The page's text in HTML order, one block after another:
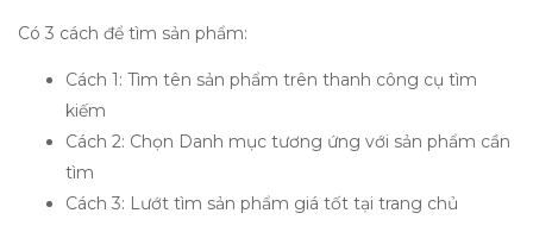
Có 3 cách để tìm sản phẩm:
Cách 1: Tìm tên sản phẩm trên thanh công cụ tìm
kiếm
Cách 2: Chọn Danh mục tương ứng với sản phẩm cần
tìm
Cách 3: Lướt tìm sản phẩm giá tốt tại trang chủ